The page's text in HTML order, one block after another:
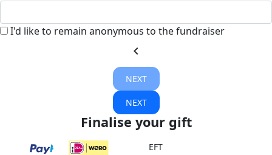
I'd like to remain anonymous to the fundraiser
chevron_left
NEXT
NEXT
Finalise your gift
EFT